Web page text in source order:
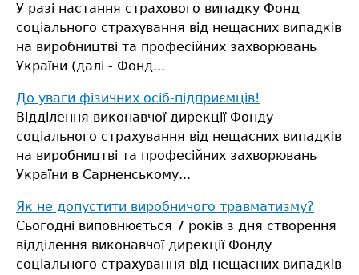
У разі настання страхового випадку Фонд
соціального страхування від нещасних випадків
на виробництві та професійних захворювань
України (далі - Фонд...
До уваги фізичних осіб-підприємців!
Відділення виконавчої дирекції Фонду
соціального страхування від нещасних випадків
на виробництві та професійних захворювань
України в Сарненському...
Як не допустити виробничого травматизму?
Сьогодні виповнюється 7 років з дня створення
відділення виконавчої дирекції Фонду
соціального страхування від нещасних випадків